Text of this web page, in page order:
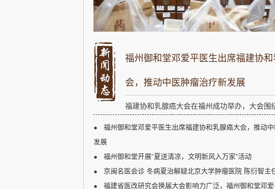
福州御和堂邓爱平医生出席福建协
会，推动中医肿瘤治疗新发展
福建协和乳腺癌大会在福州成功举办，大会围
新研究进展、临床诊疗规范以及多学科综合治
展开深入讨论，为福建省乳腺癌诊疗领域的专
肿瘤领域的知名专家，受邀参加了此次盛会。
福州御和堂邓爱平医生出席福建协和乳腺癌大会，推动
发展
福州御和堂开展“夏送清凉，文明新风入万家”活动
京闽名医会诊 冬病夏治解疑北京大学肿瘤医院 陈衍智主任
福建省医改研究会换届大会影响力广泛，福州御和堂邓爱